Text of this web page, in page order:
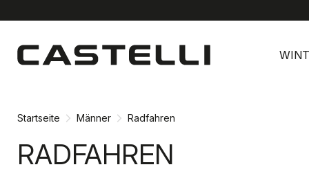
Inhalt
springen
Navigation
springen
Startseite Männer Radfahren
RADFAHREN